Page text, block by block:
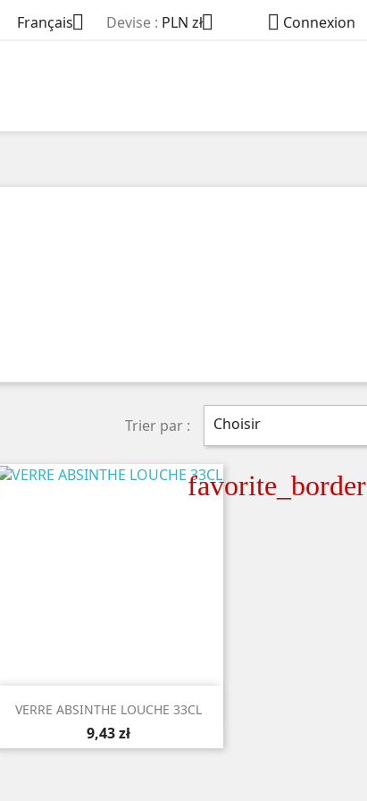
Français Devise : PLN zł  Connexion
Trier par : Choisir
favorite_border
 Aperçu rapide
VERRE ABSINTHE LOUCHE 33CL
9,43 zł